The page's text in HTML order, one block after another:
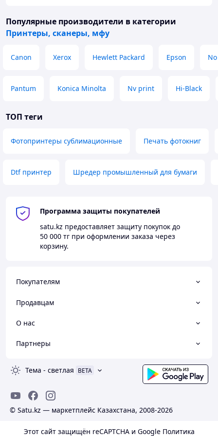
Популярные производители в категории
Принтеры, сканеры, мфу
Canon Xerox Hewlett Packard Epson
Pantum Konica Minolta Nv print Hi-Black
ТОП теги
Фотопринтеры сублимационные Печать фотокниг
Dtf принтер Шредер промышленный для бумаги
Программа защиты покупателей
satu.kz предоставляет защиту покупок до
50 000 тг при оформлении заказа через
корзину.
Покупателям
Продавцам
О нас
Партнеры
Тема - светлая BETA
© Satu.kz — маркетплейс Казахстана, 2008-2026
Этот сайт защищён reCAPTCHA и Google Политика